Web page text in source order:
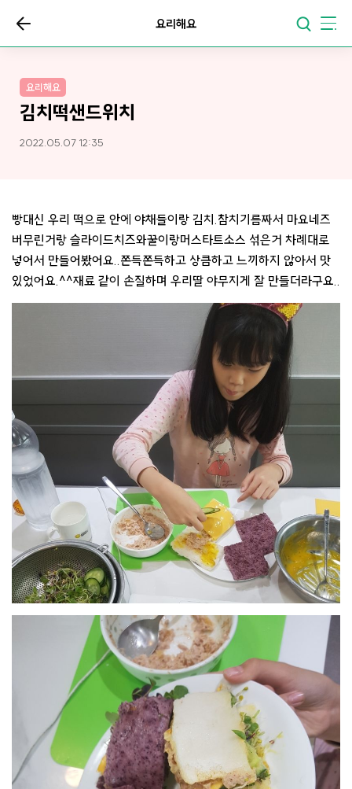
요리해요
요리해요
김치떡샌드위치
2022.05.07 12:35
빵대신 우리 떡으로 안에 야채들이랑 김치.참치기름짜서 마요네즈
버무린거랑 슬라이드치즈와꿀이랑머스타트소스 섞은거 차례대로
넣어서 만들어봤어요..쫀득쫀득하고 상큼하고 느끼하지 않아서 맛
있었어요.^^재료 같이 손질하며 우리딸 야무지게 잘 만들더라구요..